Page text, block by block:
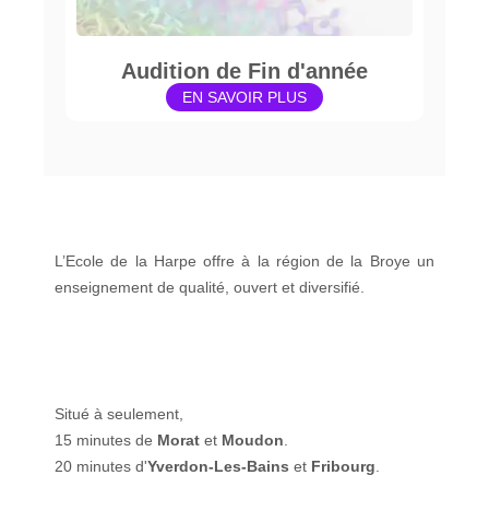
Audition de Fin d'année
EN SAVOIR PLUS
L’Ecole de la Harpe offre à la région de la Broye un
enseignement de qualité, ouvert et diversifié.
Situé à seulement,
15 minutes de Morat et Moudon
20 minutes d'Yverdon-Les-Bains et Fribourg